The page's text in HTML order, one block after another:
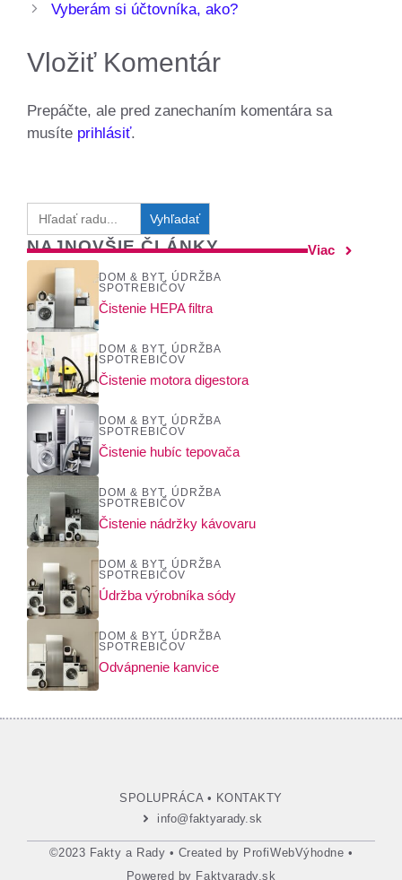
Vyberám si účtovníka, ako?
Vložiť Komentár
Prepáčte, ale pred zanechaním komentára sa
musíte prihlásiť.
for:
NAJNOVŠIE ČLÁNKY Viac
DOM & BYT, ÚDRŽBA
SPOTREBIČOV
Čistenie HEPA filtra
DOM & BYT, ÚDRŽBA
SPOTREBIČOV
Čistenie motora digestora
DOM & BYT, ÚDRŽBA
SPOTREBIČOV
Čistenie hubíc tepovača
DOM & BYT, ÚDRŽBA
SPOTREBIČOV
Čistenie nádržky kávovaru
DOM & BYT, ÚDRŽBA
SPOTREBIČOV
Údržba výrobníka sódy
DOM & BYT, ÚDRŽBA
SPOTREBIČOV
Odvápnenie kanvice
SPOLUPRÁCA• KONTAKTY
info@faktyarady.sk
©2023 Fakty a Rady • Created by ProfiWebVýhodne •
Powered by Faktyarady.sk